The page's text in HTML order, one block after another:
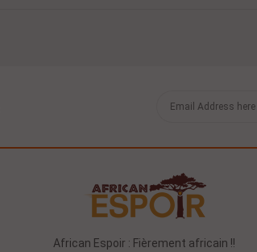
African Espoir : Fièrement africain !!